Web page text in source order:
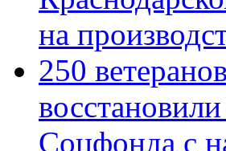
на
250
Соцфонда с